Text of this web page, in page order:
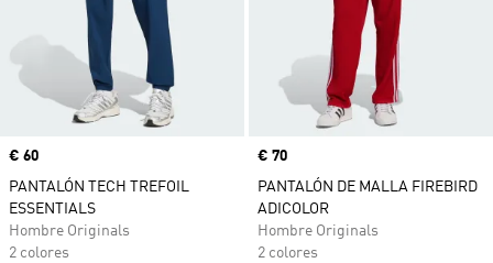
Precio
€ 60
PANTALÓN TECH TREFOIL
ESSENTIALS
Hombre Originals
2 colores
Precio
€ 70
PANTALÓN DE MALLA FIREBIRD
ADICOLOR
Hombre Originals
2 colores